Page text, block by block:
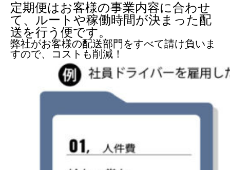
定期便はお客様の事業内容に合わせ
て、ルートや稼働時間が決まった配
送を行う便です。
弊社がお客様の配送部門をすべて請け負いま
すので、コストも削減！